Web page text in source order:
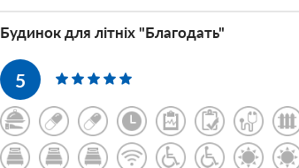
Будинок для літніх "Благодать"
5